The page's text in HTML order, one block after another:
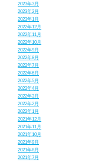
2023年3月
2023年2月
2023年1月
2022年12月
2022年11月
2022年10月
2022年9月
2022年8月
2022年7月
2022年6月
2022年5月
2022年4月
2022年3月
2022年2月
2022年1月
2021年12月
2021年11月
2021年10月
2021年9月
2021年8月
2021年7月